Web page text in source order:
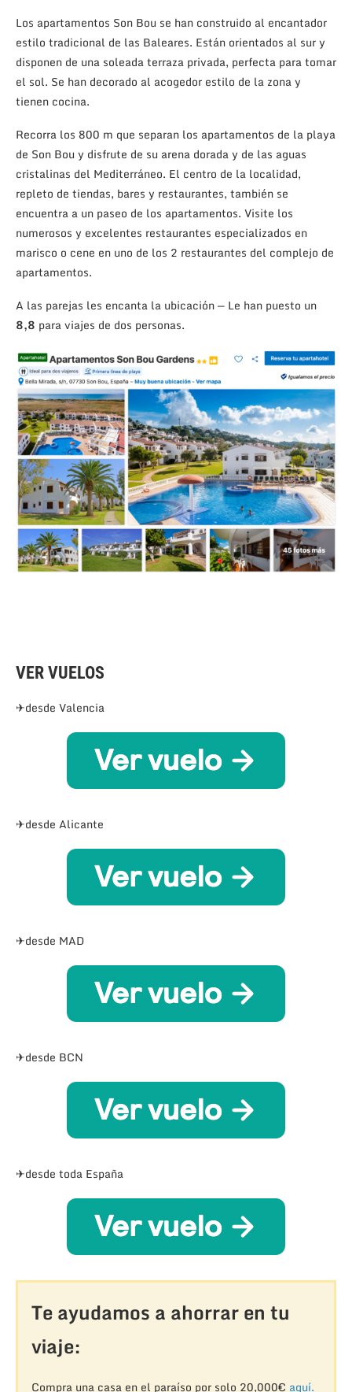
Los apartamentos Son Bou se han construido al encantador
estilo tradicional de las Baleares. Están orientados al sur y
disponen de una soleada terraza privada, perfecta para tomar
el sol. Se han decorado al acogedor estilo de la zona y
tienen cocina.
Recorra los 800 m que separan los apartamentos de la playa
de Son Bou y disfrute de su arena dorada y de las aguas
cristalinas del Mediterráneo. El centro de la localidad,
repleto de tiendas, bares y restaurantes, también se
encuentra a un paseo de los apartamentos. Visite los
numerosos y excelentes restaurantes especializados en
marisco o cene en uno de los 2 restaurantes del complejo de
apartamentos.
A las parejas les encanta la ubicación — Le han puesto un
8,8 para viajes de dos personas.
VER VUELOS
✈desde Valencia
✈desde Alicante
✈desde MAD
✈desde BCN
✈desde toda España
Te ayudamos a ahorrar en tu
viaje:
Compra una casa en el paraíso por solo 20,000€ aquí.